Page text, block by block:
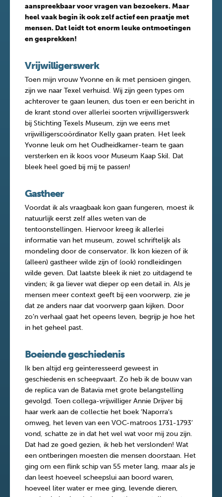
aanspreekbaar voor vragen van bezoekers. Maar
heel vaak begin ik ook zelf actief een praatje met
mensen. Dat leidt tot enorm leuke ontmoetingen
en gesprekken!
Vrijwilligerswerk
Toen mijn vrouw Yvonne en ik met pensioen gingen,
zijn we naar Texel verhuisd. Wij zijn geen types om
achterover te gaan leunen, dus toen er een bericht in
de krant stond over allerlei soorten vrijwilligerswerk
bij Stichting Texels Museum, zijn we eens met
vrijwilligerscoördinator Kelly gaan praten. Het leek
Yvonne leuk om het Oudheidkamer-team te gaan
versterken en ik koos voor Museum Kaap Skil. Dat
bleek heel goed bij mij te passen!
Gastheer
Voordat ik als vraagbaak kon gaan fungeren, moest ik
natuurlijk eerst zelf alles weten van de
tentoonstellingen. Hiervoor kreeg ik allerlei
informatie van het museum, zowel schriftelijk als
mondeling door de conservator. Ik kon kiezen of ik
(alleen) gastheer wilde zijn of (ook) rondleidingen
wilde geven. Dat laatste bleek ik niet zo uitdagend te
vinden; ik ga liever wat dieper op een detail in. Als je
mensen meer context geeft bij een voorwerp, zie je
dat ze anders naar dat voorwerp gaan kijken. Door
zo’n verhaal gaat het opeens leven, begrijp je hoe het
in het geheel past.
Boeiende geschiedenis
Ik ben altijd erg geïnteresseerd geweest in
geschiedenis en scheepvaart. Zo heb ik de bouw van
de replica van de Batavia met grote belangstelling
gevolgd. Toen collega-vrijwilliger Annie Drijver bij
haar werk aan de collectie het boek ‘Naporra’s
omweg, het leven van een VOC-matroos 1731-1793’
vond, schatte ze in dat het wel wat voor mij zou zijn.
Dat had ze goed gezien, ik heb het verslonden! Wat
een ontberingen moesten die mensen doorstaan. Het
ging om een flink schip van 55 meter lang, maar als je
dan leest hoeveel scheepslui aan boord waren,
hoeveel liter water er mee ging, levende dieren,